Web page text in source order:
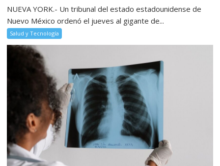
NUEVA YORK.- Un tribunal del estado estadounidense de
Nuevo México ordenó el jueves al gigante de...
Salud y Tecnología